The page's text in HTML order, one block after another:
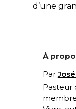
d’une
À
Par
Pasteur